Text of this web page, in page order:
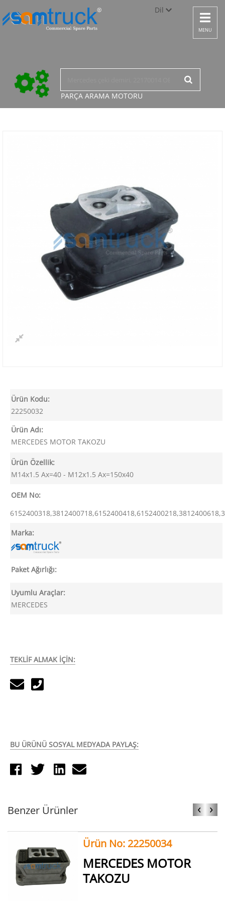
Dil
Türkçe
English
Toggle
MENU
PARÇA ARAMA MOTORU
Ürün Kodu:
22250032
Ürün Adı:
MERCEDES MOTOR TAKOZU
Ürün Özellik:
M14x1.5 Ax=40 - M12x1.5 Ax=150x40
OEM No:
Marka:
Paket Ağırlığı:
Uyumlu Araçlar:
MERCEDES
TEKLİF ALMAK İÇİN:
BU ÜRÜNÜ SOSYAL MEDYADA PAYLAŞ:
Benzer Ürünler ‹ ›
Ürün No: 22250034
MERCEDES MOTOR
TAKOZU